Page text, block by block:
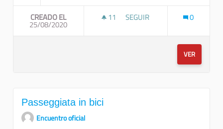
CREADO EL
25/08/2020
11 11 SEGUIDORAS
SEGUIR 0
VER
Passeggiata in bici
Encuentro oficial